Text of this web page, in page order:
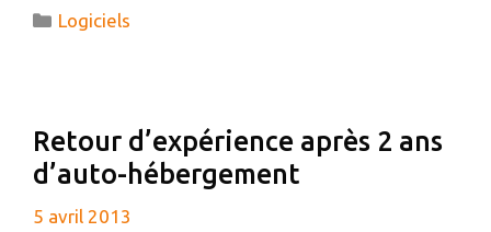
CLÉ
USB
Catégories
Logiciels
Retour d’expérience après 2 ans
d’auto-hébergement
5 avril 2013